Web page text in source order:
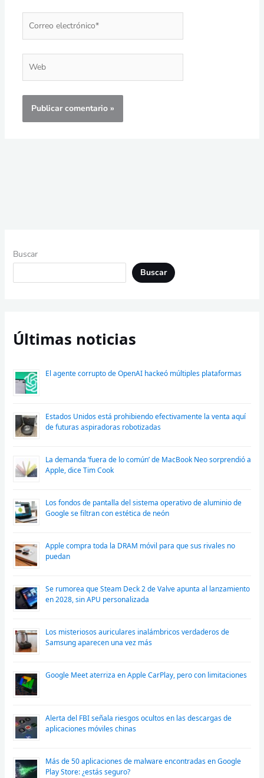
electrónico*
Buscar
Buscar
Últimas noticias
El agente corrupto de OpenAI hackeó múltiples plataformas
Estados Unidos está prohibiendo efectivamente la venta aquí
de futuras aspiradoras robotizadas
La demanda ‘fuera de lo común’ de MacBook Neo sorprendió a
Apple, dice Tim Cook
Los fondos de pantalla del sistema operativo de aluminio de
Google se filtran con estética de neón
Apple compra toda la DRAM móvil para que sus rivales no
puedan
Se rumorea que Steam Deck 2 de Valve apunta al lanzamiento
en 2028, sin APU personalizada
Los misteriosos auriculares inalámbricos verdaderos de
Samsung aparecen una vez más
Google Meet aterriza en Apple CarPlay, pero con limitaciones
Alerta del FBI señala riesgos ocultos en las descargas de
aplicaciones móviles chinas
Más de 50 aplicaciones de malware encontradas en Google
Play Store: ¿estás seguro?